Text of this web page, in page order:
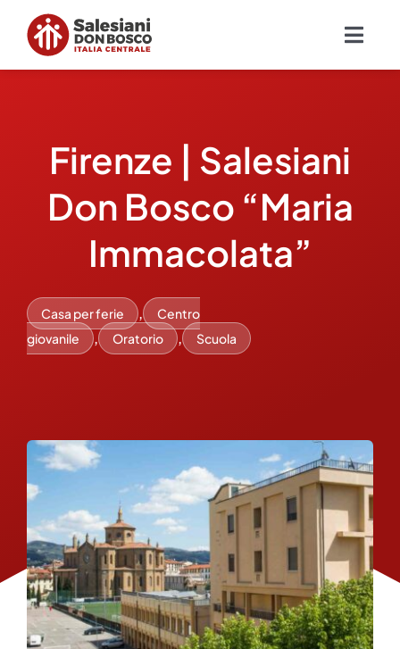
contenuto
Missione
Ambiti
Ambienti educativi e servizi
Blog
Firenze | Salesiani
Don Bosco “Maria
Immacolata”
Casa per ferie ,
Centro
giovanile
, Oratorio , Scuola